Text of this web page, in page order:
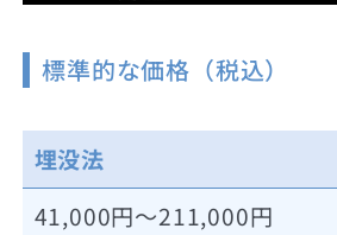
標準的な価格（税込）
埋没法
41,000円～211,000円